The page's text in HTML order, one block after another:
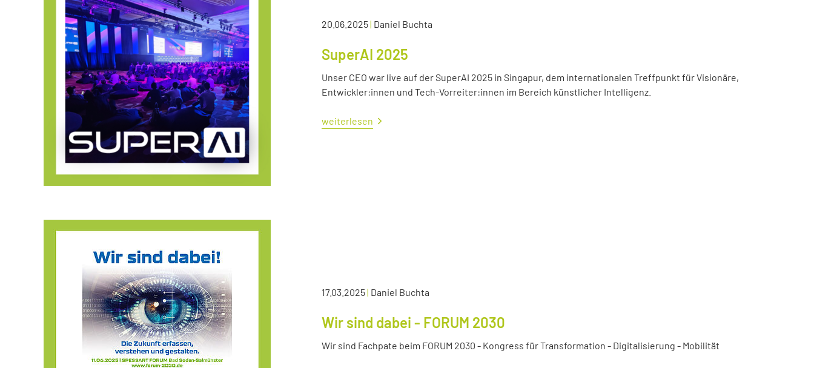
20.06.2025| Daniel Buchta
SuperAI 2025
Unser CEO war live auf der SuperAI 2025 in Singapur, dem internationalen Treffpunkt für Visionäre,
Entwickler:innen und Tech-Vorreiter:innen im Bereich künstlicher Intelligenz.
weiterlesen
17.03.2025| Daniel Buchta
Wir sind dabei - FORUM 2030
Wir sind Fachpate beim FORUM 2030 - Kongress für Transformation - Digitalisierung - Mobilität